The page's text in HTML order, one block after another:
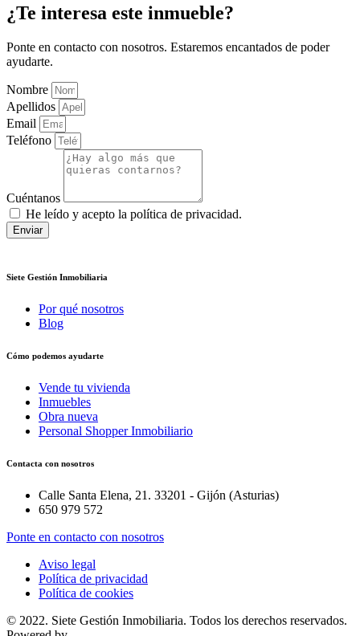
¿Te interesa este inmueble?
Ponte en contacto con nosotros. Estaremos encantados de poder
ayudarte.
Nombre
Apellidos
Email
Teléfono
Cuéntanos
He leído y acepto la política de privacidad.
Enviar
Siete Gestión Inmobiliaria
Por qué nosotros
Blog
Cómo podemos ayudarte
Vende tu vivienda
Inmuebles
Obra nueva
Personal Shopper Inmobiliario
Contacta con nosotros
Calle Santa Elena, 21. 33201 - Gijón (Asturias)
650 979 572
Ponte en contacto con nosotros
Aviso legal
Política de privacidad
Política de cookies
© 2022. Siete Gestión Inmobiliaria. Todos los derechos reservados.